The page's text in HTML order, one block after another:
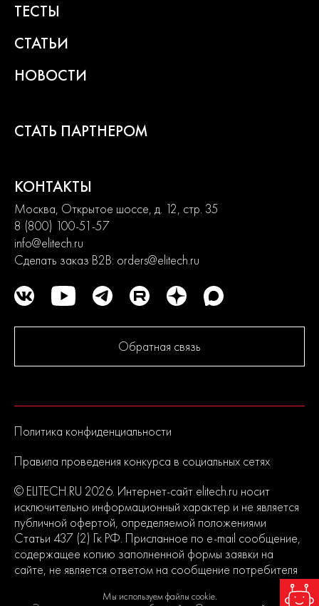
ТЕСТЫ
СТАТЬИ
НОВОСТИ
СТАТЬ ПАРТНЕРОМ
КОНТАКТЫ
Москва, Открытое шоссе, д. 12, стр. 35
8 (800) 100-51-57
info@elitech.ru
Сделать заказ B2B: orders@elitech.ru
Обратная связь
Политика конфиденциальности
Правила проведения конкурса в социальных сетях
© ELITECH.RU 2026. Интернет-сайт elitech.ru носит
исключительно информационный характер и не является
публичной офертой, определяемой положениями
Статьи 437 (2) Гк РФ. Присланное по e-mail сообщение,
содержащее копию заполненной формы заявки на
сайте, не является ответом на сообщение потребителя
сайта.
Мы используем файлы cookie.